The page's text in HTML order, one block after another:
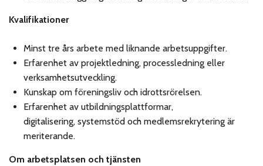
Kvalifikationer
Minst tre års arbete med liknande arbetsuppgifter.
Erfarenhet av projektledning, processledning eller
verksamhetsutveckling.
Kunskap om föreningsliv och idrottsrörelsen.
Erfarenhet av utbildningsplattformar,
digitalisering, systemstöd och medlemsrekrytering är
meriterande.
Om arbetsplatsen och tjänsten